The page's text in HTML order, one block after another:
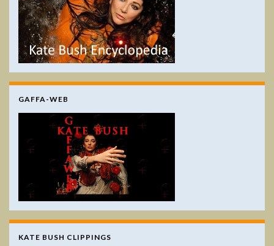
GAFFA-WEB
KATE BUSH CLIPPINGS